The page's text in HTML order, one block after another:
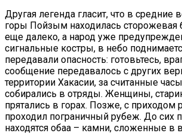
Другая легенда гласит, что в средние
горы Пойзым находилась сторожевая
еще далеко, а народ уже
сигнальные костры, в небо
передавали опасность: готовьтесь,
сообщение передавалось с других
территории Хакасии, за считанные
собирались в отряды. Женщины,
прятались в горах. Позже, с приходом
проходил пограничный рубеж. До сих
находятся обаа – камни, сложенные в